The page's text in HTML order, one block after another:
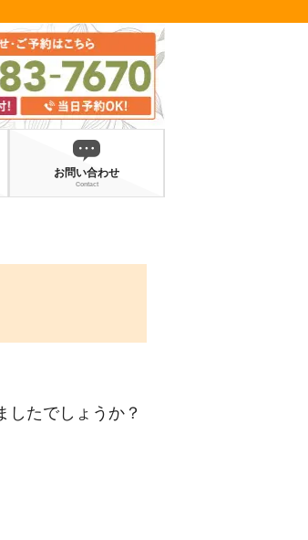
お問い合わせ
Contact
したでしょうか？